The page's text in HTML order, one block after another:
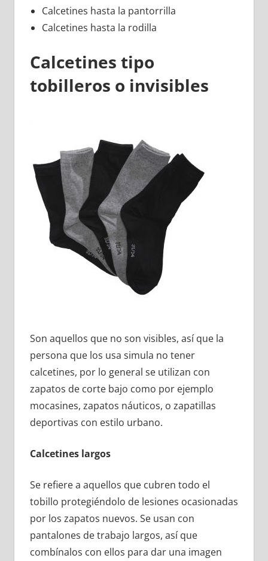
Calcetines hasta la pantorrilla
Calcetines hasta la rodilla
Calcetines tipo
tobilleros o invisibles
Son aquellos que no son visibles, así que la
persona que los usa simula no tener
calcetines, por lo general se utilizan con
zapatos de corte bajo como por ejemplo
mocasines, zapatos náuticos, o zapatillas
deportivas con estilo urbano.
Calcetines largos
Se refiere a aquellos que cubren todo el
tobillo protegiéndolo de lesiones ocasionadas
por los zapatos nuevos. Se usan con
pantalones de trabajo largos, así que
combínalos con ellos para dar una imagen